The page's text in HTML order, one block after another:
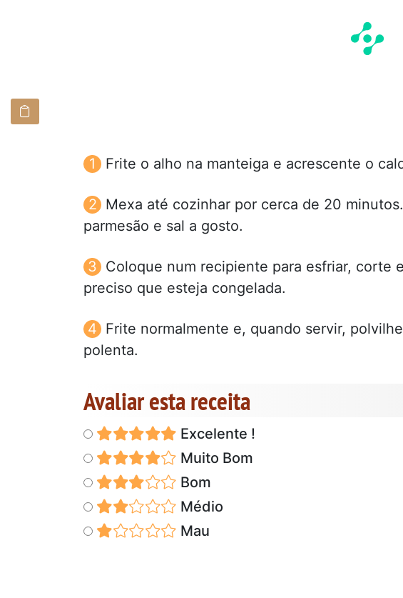
Frite o alho na manteiga e acrescente o
Mexa até cozinhar por cerca de 20
parmesão e sal a gosto.
Coloque num recipiente para esfriar, corte
preciso que esteja congelada.
Frite normalmente e, quando servir,
polenta.
Avaliar esta receita
Excelente !
Muito Bom
Bom
Médio
Mau